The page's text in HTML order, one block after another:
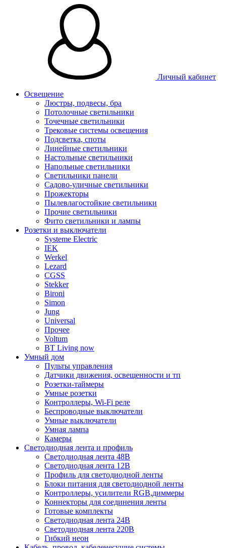
Личный кабинет
Освещение
Люстры, подвесы, бра
Потолочные светильники
Точечные светильники
Трековые системы освещения
Подсветка, споты
Линейные светильники
Настольные светильники
Напольные светильники
Светильники панели
Садово-уличные светильники
Прожекторы
Пылевлагостойкие светильники
Прочие светильники
Фито светильники и лампы
Розетки и выключатели
Systeme Electric
IEK
Werkel
Lezard
CGSS
Stekker
Bironi
Simon
Jung
Universal
Прочее
Voltum
BT Living now
Умный дом
Пульты управления
Датчики движения, освещенности и тп
Розетки-таймеры
Умные розетки
Контроллеры, Wi-Fi реле
Беспроводные выключатели
Умные выключатели
Умная лампа
Камеры
Светодиодная лента и профиль
Светодиодная лента 48В
Светодиодная лента 12В
Профиль для светодиодной ленты
Блоки питания для светодиодной ленты
Контроллеры, усилители RGB,диммеры
Коннекторы для соединения ленты
Готовые комплекты
Светодиодная лента 24В
Светодиодная лента 220В
Гибкий неон